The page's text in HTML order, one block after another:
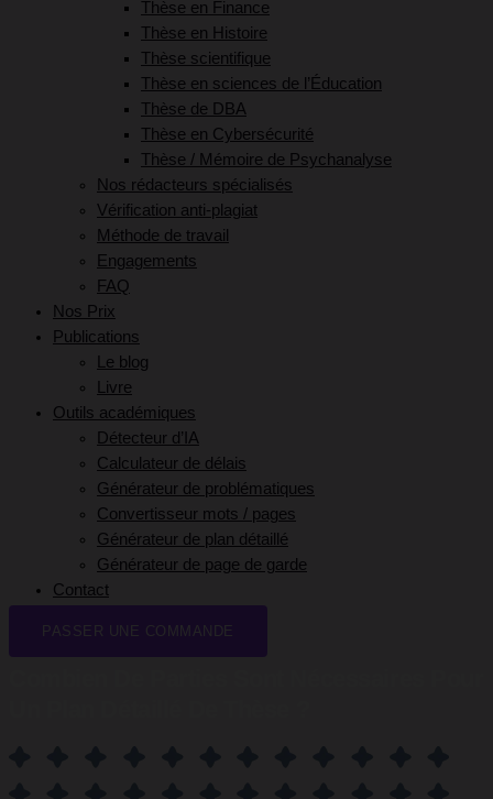
Thèse en Finance
Thèse en Histoire
Thèse scientifique
Thèse en sciences de l’Éducation
Thèse de DBA
Thèse en Cybersécurité
Thèse / Mémoire de Psychanalyse
Nos rédacteurs spécialisés
Vérification anti-plagiat
Méthode de travail
Engagements
FAQ
Nos Prix
Publications
Le blog
Livre
Outils académiques
Détecteur d’IA
Calculateur de délais
Générateur de problématiques
Convertisseur mots / pages
Générateur de plan détaillé
Générateur de page de garde
Contact
PASSER UNE COMMANDE